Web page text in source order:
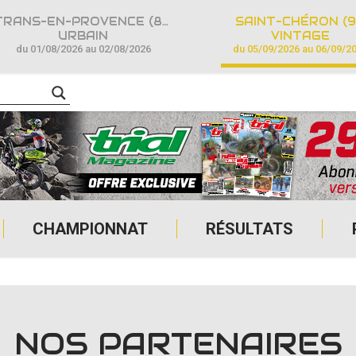
CHAMPIONNAT RÉSULTATS
TRANS-EN-PROVENCE (83)
URBAIN
du 01/08/2026 au 02/08/2026
SAINT-CHÉRON
VINTAGE
du 05/09/2026 au 06/09/
NOS PARTENAIRES